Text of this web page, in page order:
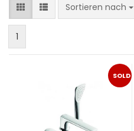
Sortieren nach
Sortieren nach
1
SOLD